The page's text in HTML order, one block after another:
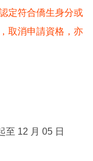
定符合僑生身分或
取消申請資格，亦
至 12 月 05 日